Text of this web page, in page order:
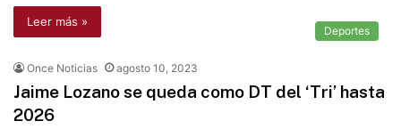
Leer más »
Deportes
Once Noticias agosto 10, 2023
Jaime Lozano se queda como DT del ‘Tri’ hasta
2026